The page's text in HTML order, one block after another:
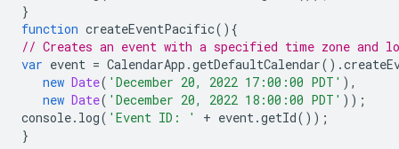
}
function createEventPacific(){
// Creates an event with a specified time zone and
var event = CalendarApp .getDefaultCalendar().
new Date( 'December 20, 2022 17:00:00 PDT' ),
new Date( 'December 20, 2022 18:00:00 PDT' ));
console. log( 'Event ID: ' + event.getId());
}